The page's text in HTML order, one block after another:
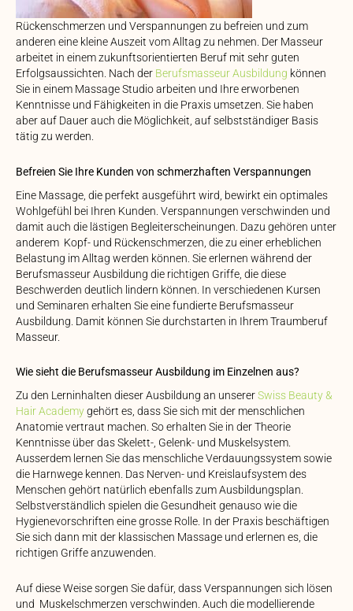
Rückenschmerzen und Verspannungen zu befreien und zum
anderen eine kleine Auszeit vom Alltag zu nehmen. Der Masseur
arbeitet in einem zukunftsorientierten Beruf mit sehr guten
Erfolgsaussichten. Nach der Berufsmasseur Ausbildung können
Sie in einem Massage Studio arbeiten und Ihre erworbenen
Kenntnisse und Fähigkeiten in die Praxis umsetzen. Sie haben
aber auf Dauer auch die Möglichkeit, auf selbstständiger Basis
tätig zu werden.
Befreien Sie Ihre Kunden von schmerzhaften Verspannungen
Eine Massage, die perfekt ausgeführt wird, bewirkt ein optimales
Wohlgefühl bei Ihren Kunden. Verspannungen verschwinden und
damit auch die lästigen Begleiterscheinungen. Dazu gehören unter
anderem Kopf- und Rückenschmerzen, die zu einer erheblichen
Belastung im Alltag werden können. Sie erlernen während der
Berufsmasseur Ausbildung die richtigen Griffe, die diese
Beschwerden deutlich lindern können. In verschiedenen Kursen
und Seminaren erhalten Sie eine fundierte Berufsmasseur
Ausbildung. Damit können Sie durchstarten in Ihrem Traumberuf
Masseur.
Wie sieht die Berufsmasseur Ausbildung im Einzelnen aus?
Zu den Lerninhalten dieser Ausbildung an unsererSwiss Beauty &
Hair Academygehört es, dass Sie sich mit der menschlichen
Anatomie vertraut machen. So erhalten Sie in der Theorie
Kenntnisse über das Skelett-, Gelenk- und Muskelsystem.
Ausserdem lernen Sie das menschliche Verdauungssystem sowie
die Harnwege kennen. Das Nerven- und Kreislaufsystem des
Menschen gehört natürlich ebenfalls zum Ausbildungsplan.
Selbstverständlich spielen die Gesundheit genauso wie die
Hygienevorschriften eine grosse Rolle. In der Praxis beschäftigen
Sie sich dann mit der klassischen Massage und erlernen es, die
richtigen Griffe anzuwenden.
Auf diese Weise sorgen Sie dafür, dass Verspannungen sich lösen
und Muskelschmerzen verschwinden. Auch die modellierende